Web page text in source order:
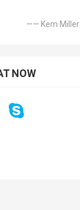
—— Kem Miller
NOW